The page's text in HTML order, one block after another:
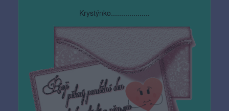
Krystýnko...................